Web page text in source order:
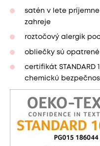
satén v lete
zahreje
roztočový alergik
obliečky sú
certifikát STANDARD
chemickú